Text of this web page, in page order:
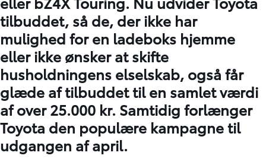
tilbuddet, så de, der ikke har
mulighed for en ladeboks hjemme
eller ikke ønsker at skifte
husholdningens elselskab, også får
glæde af tilbuddet til en samlet værdi
af over 25.000 kr. Samtidig forlænger
Toyota den populære kampagne til
udgangen af april.